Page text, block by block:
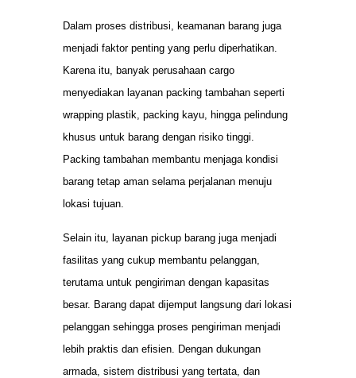
Dalam proses distribusi, keamanan barang juga
menjadi faktor penting yang perlu diperhatikan.
Karena itu, banyak perusahaan cargo
menyediakan layanan packing tambahan seperti
wrapping plastik, packing kayu, hingga pelindung
khusus untuk barang dengan risiko tinggi.
Packing tambahan membantu menjaga kondisi
barang tetap aman selama perjalanan menuju
lokasi tujuan.
Selain itu, layanan pickup barang juga menjadi
fasilitas yang cukup membantu pelanggan,
terutama untuk pengiriman dengan kapasitas
besar. Barang dapat dijemput langsung dari lokasi
pelanggan sehingga proses pengiriman menjadi
lebih praktis dan efisien. Dengan dukungan
armada, sistem distribusi yang tertata, dan